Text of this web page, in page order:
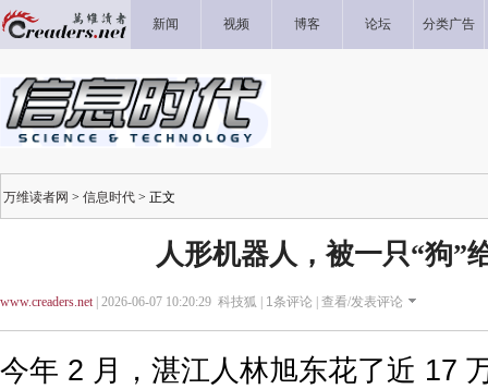
新闻 视频 博客 论坛 分类广告
万维读者网 > 信息时代 > 正文
人形机器人，被一只“狗”
www.creaders.net| 2026-06-07 10:20:29 科技狐 | 1条评论 | 查看/发表评论
今年 2 月，湛江人林旭东花了近 17